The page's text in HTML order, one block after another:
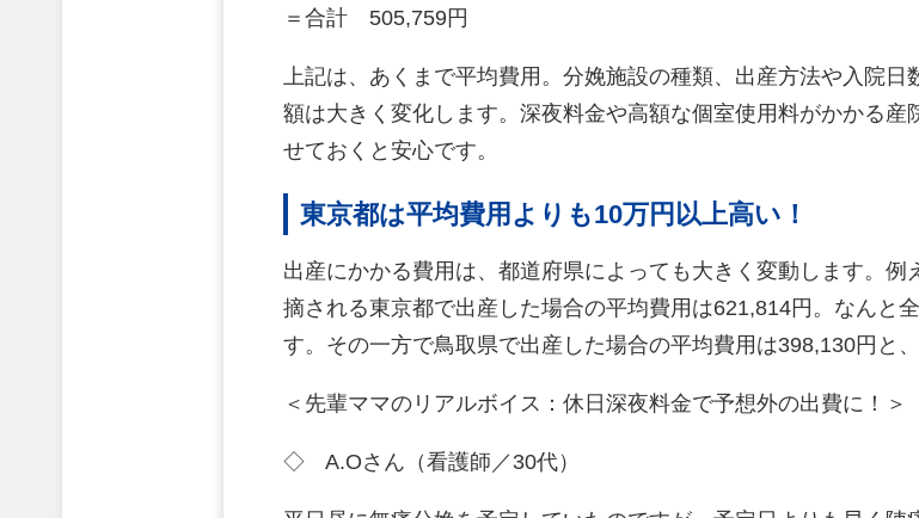
＝合計 505,759円
上記は、あくまで平均費用。分娩施設の種類、出産方法や入院
額は大きく変化します。深夜料金や高額な個室使用料がかかる
せておくと安心です。
東京都は平均費用よりも10万円以上高い！
出産にかかる費用は、都道府県によっても大きく変動します。
摘される東京都で出産した場合の平均費用は621,814円。なんと
す。その一方で鳥取県で出産した場合の平均費用は398,130円と
＜先輩ママのリアルボイス：休日深夜料金で予想外の出費に！＞
◇ A.Oさん（看護師／30代）